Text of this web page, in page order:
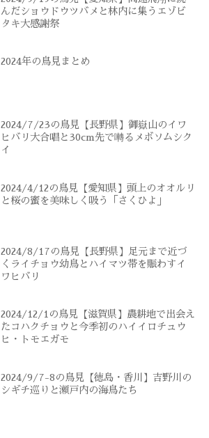
んだショウドウツバメと林内に集うエゾビ
タキ大感謝祭
2024年の鳥見まとめ
2024/7/23の鳥見【長野県】御嶽山のイワ
ヒバリ大合唱と30cm先で囀るメボソムシク
イ
2024/4/12の鳥見【愛知県】頭上のオオルリ
と桜の蜜を美味しく吸う「さくひよ」
2024/8/17の鳥見【長野県】足元まで近づ
くライチョウ幼鳥とハイマツ帯を賑わすイ
ワヒバリ
2024/12/1の鳥見【滋賀県】農耕地で出会え
たコハクチョウと今季初のハイイロチュウ
ヒ・トモエガモ
2024/9/7-8の鳥見【徳島・香川】吉野川の
シギチ巡りと瀬戸内の海鳥たち